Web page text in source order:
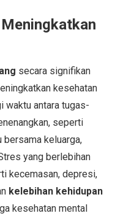
secara signifikan
kesehatan
waktu antara tugas-
seperti
bersama keluarga,
yang berlebihan
kecemasan, depresi,
kelebihan kehidupan
kesehatan mental